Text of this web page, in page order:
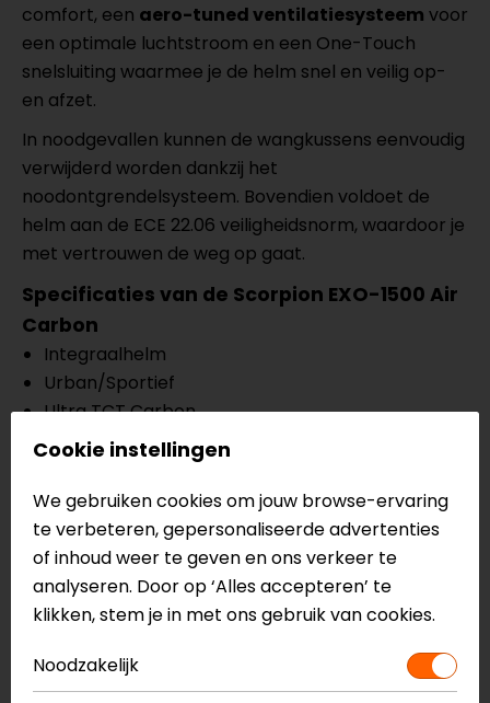
comfort, een aero-tuned ventilatiesysteem voor
een optimale luchtstroom en een One-Touch
snelsluiting waarmee je de helm snel en veilig op-
en afzet.
In noodgevallen kunnen de wangkussens eenvoudig
verwijderd worden dankzij het
noodontgrendelsysteem. Bovendien voldoet de
helm aan de ECE 22.06 veiligheidsnorm, waardoor je
met vertrouwen de weg op gaat.
Specificaties van de Scorpion EXO-1500 Air
Carbon
Integraalhelm
Urban/Sportief
Ultra TCT Carbon
Geoptimaliseerd aerodynamisch ontwerp
Verbeterde geluidsisolatie
Nieuwe, verfijnde afwerking
Ingebouwd zonnevizier (speedview II)
Ellip-tec II viziersysteem
Optical Class 1 vizier en zonnevizier
Airfit opblaasbaar wangsysteem
KwikWick 3 binnenvoering
Noodontgrendelsysteem
Cookie instellingen
We gebruiken cookies om jouw browse-ervaring
te verbeteren, gepersonaliseerde advertenties
of inhoud weer te geven en ons verkeer te
analyseren. Door op ‘Alles accepteren’ te
klikken, stem je in met ons gebruik van cookies.
Noodzakelijk